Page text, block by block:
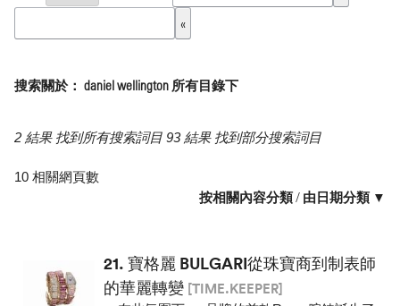
搜索關於： daniel wellington 所有目錄下
2 結果 找到所有搜索詞目 93 結果 找到部分搜索詞目
10 相關網頁數
按相關內容分類/ 由日期分類 ▼
21. 寶格麗 BULGARI從珠寶商到制表師
的華麗轉變 [TIME.KEEPER]